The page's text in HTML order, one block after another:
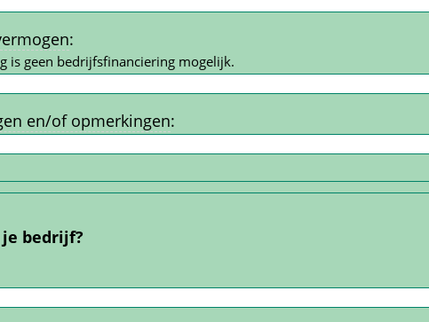
:
is geen bedrijfs­financiering mogelijk.
en/of opmerkingen:
bedrijf?